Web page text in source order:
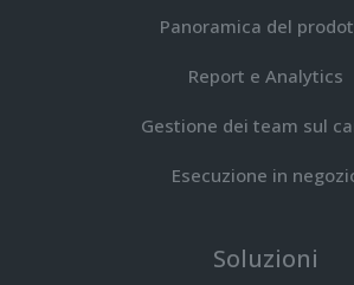
Panoramica del
Report e Analytics
Gestione dei team sul
Esecuzione in
Soluzioni